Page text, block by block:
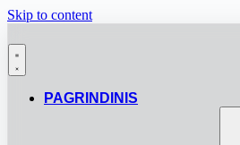
Skip to content
PAGRINDINIS